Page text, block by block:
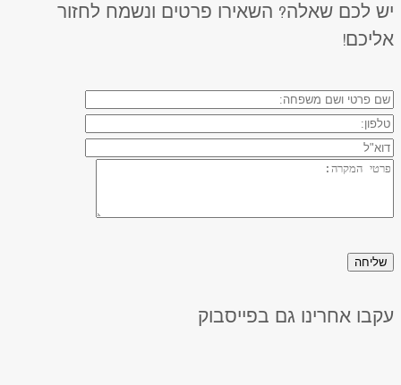
יש לכם שאלה? השאירו פרטים ונשמח לחזור
אליכם!
עקבו אחרינו גם בפייסבוק